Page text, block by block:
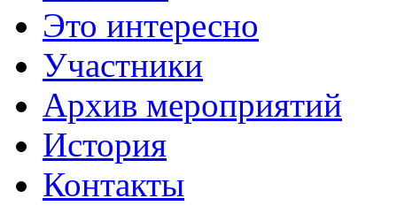
Это интересно
Участники
Архив мероприятий
История
Контакты